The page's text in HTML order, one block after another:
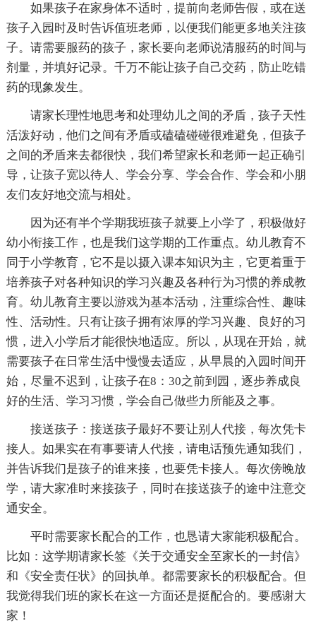
如果孩子在家身体不适时，提前向老师告假，或在送
孩子入园时及时告诉值班老师，以便我们能更多地关注孩
子。请需要服药的孩子，家长要向老师说清服药的时间与
剂量，并填好记录。千万不能让孩子自己交药，防止吃错
药的现象发生。
请家长理性地思考和处理幼儿之间的矛盾，孩子天性
活泼好动，他们之间有矛盾或磕磕碰碰很难避免，但孩子
之间的矛盾来去都很快，我们希望家长和老师一起正确引
导，让孩子宽以待人、学会分享、学会合作、学会和小朋
友们友好地交流与相处。
因为还有半个学期我班孩子就要上小学了，积极做好
幼小衔接工作，也是我们这学期的工作重点。幼儿教育不
同于小学教育，它不是以摄入课本知识为主，它更着重于
培养孩子对各种知识的学习兴趣及各种行为习惯的养成教
育。幼儿教育主要以游戏为基本活动，注重综合性、趣味
性、活动性。只有让孩子拥有浓厚的学习兴趣、良好的习
惯，进入小学后才能很快地适应。所以，从现在开始，就
需要孩子在日常生活中慢慢去适应，从早晨的入园时间开
始，尽量不迟到，让孩子在8：30之前到园，逐步养成良
好的生活、学习习惯，学会自己做些力所能及之事。
接送孩子：接送孩子最好不要让别人代接，每次凭卡
接人。如果实在有事要请人代接，请电话预先通知我们，
并告诉我们是孩子的谁来接，也要凭卡接人。每次傍晚放
学，请大家准时来接孩子，同时在接送孩子的途中注意交
通安全。
平时需要家长配合的工作，也恳请大家能积极配合。
比如：这学期请家长签《关于交通安全至家长的一封信》
和《安全责任状》的回执单。都需要家长的积极配合。但
我觉得我们班的家长在这一方面还是挺配合的。要感谢大
家！